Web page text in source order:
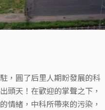
，圓了后里人期盼發展的科
頭天！在歡迎的掌聲之下，
情緒，中科所帶來的污染，